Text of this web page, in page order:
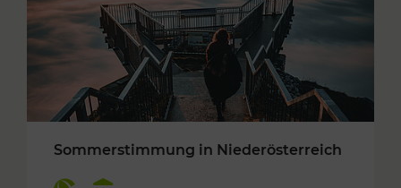
Sommerstimmung in Niederösterreich